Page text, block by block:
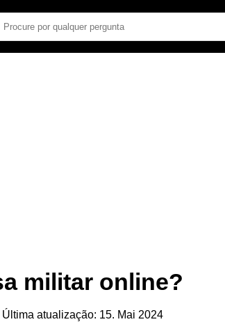
militar online?
atualização: 15. Mai 2024